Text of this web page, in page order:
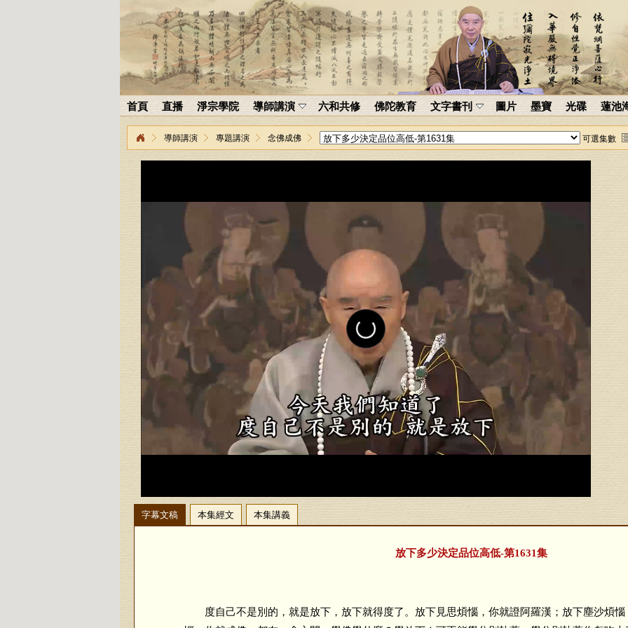
首頁 直播 淨宗學院 導師講演 六和共修 佛陀教育 文字書刊 圖片 墨寶 光碟 蓮池
導師講演 專題講演 念佛成佛 可選集數
字幕文稿 本集經文 本集講義
放下多少決定品位高低-第1631集
度自己不是別的，就是放下，放下就得度了。放下見思煩惱，你就證阿羅漢；放下塵沙煩惱